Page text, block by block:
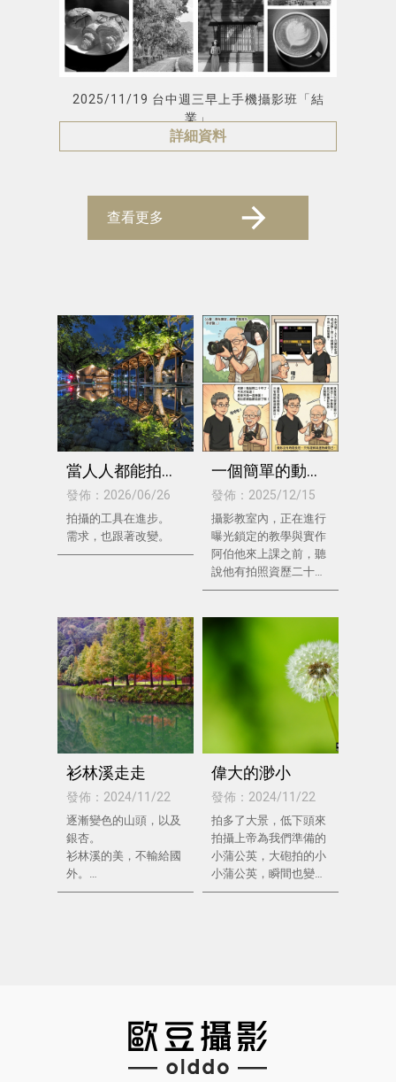
2025/11/19 台中週三早上手機攝影班「結
業」
詳細資料
查看更多
當人人都能拍照
之後，什麼才是
真正的攝影？
發佈：2026/06/26
拍攝的工具在進步。
需求，也跟著改變。
一個簡單的動
作，卻能解決二
十年的問題
發佈：2025/12/15
攝影教室內，正在進行
曝光鎖定的教學與實作
阿伯他來上課之前，聽
說他有拍照資歷二十
年，態度總全神貫注。
要在選單設定成『切
換』..
衫林溪走走
發佈：2024/11/22
逐漸變色的山頭，以及
銀杏。
衫林溪的美，不輸給國
外。
台灣的國旅，希望再加
偉大的渺小
發佈：2024/11/22
拍多了大景，低下頭來
拍攝上帝為我們準備的
小蒲公英，大砲拍的小
小蒲公英，瞬間也變得
巨大了。